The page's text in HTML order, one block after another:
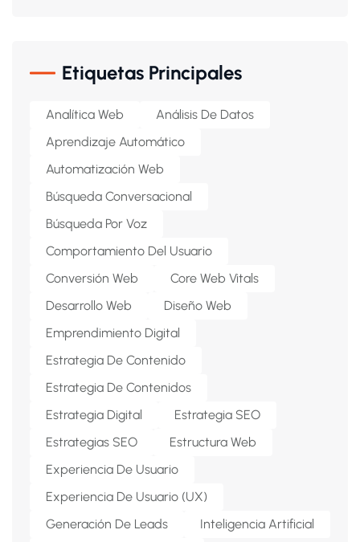
Etiquetas Principales
Analítica Web
Análisis De Datos
Aprendizaje Automático
Automatización Web
Búsqueda Conversacional
Búsqueda Por Voz
Comportamiento Del Usuario
Conversión Web
Core Web Vitals
Desarrollo Web
Diseño Web
Emprendimiento Digital
Estrategia De Contenido
Estrategia De Contenidos
Estrategia Digital
Estrategia SEO
Estrategias SEO
Estructura Web
Experiencia De Usuario
Experiencia De Usuario (UX)
Generación De Leads
Inteligencia Artificial